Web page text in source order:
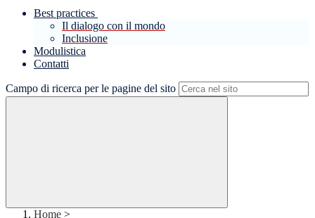
Best practices
Il dialogo con il mondo
Inclusione
Modulistica
Contatti
Campo di ricerca per le pagine del sito
Home >